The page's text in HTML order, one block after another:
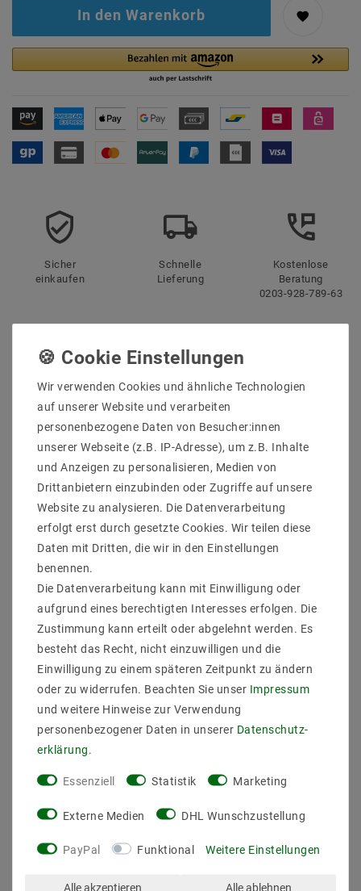
In den Warenkorb
Sicher
einkaufen
Schnelle
Lieferung
Kostenlose
Beratung
0203-928-789-63
Beschreibung
Weitere Details
Informationen zur Produktsicherheit
Lieferumfang: 1 stück
Hersteller : Spectrum
Hersteller Bauform : FILAMENT COG
EAN : 5902650593930
Sockel : E27
Bauform : FILAMENT COG
Spannung (Volt) / Stromstärk bis : 230V AC
Lichtfarb(K) : 4000
Farbwiedergabe : 80
Lichtausbeute : 100
Abstrahlwinkel (Grad) : 300
Lichtstrom (Lumen) : 100
Nutzbarer Lichtstrom [Lumen] : 100
Dimmbarkeit : nicht dimmbar
Betriebstemperatur : -10 Grad bis 40 Grad
Wir verwenden Cookies und ähnliche Technologien
auf unserer Website und verarbeiten
personenbezogene Daten von Besucher:innen
unserer Webseite (z.B. IP-Adresse), um z.B. Inhalte
und Anzeigen zu personalisieren, Medien von
Drittanbietern einzubinden oder Zugriffe auf unsere
Website zu analysieren. Die Datenverarbeitung
erfolgt erst durch gesetzte Cookies. Wir teilen diese
Daten mit Dritten, die wir in den Einstellungen
benennen.
Die Datenverarbeitung kann mit Einwilligung oder
aufgrund eines berechtigten Interesses erfolgen. Die
Zustimmung kann erteilt oder abgelehnt werden. Es
besteht das Recht, nicht einzuwilligen und die
Einwilligung zu einem späteren Zeitpunkt zu ändern
oder zu widerrufen. Beachten Sie unser Impressum
und weitere Hinweise zur Verwendung
personenbezogener Daten in unserer Daten­schutz­
erklärung.
Essenziell Statistik Marketing
Externe Medien DHL Wunschzustellung
PayPal Funktional Weitere Einstellungen
Alle akzeptieren Alle ablehnen